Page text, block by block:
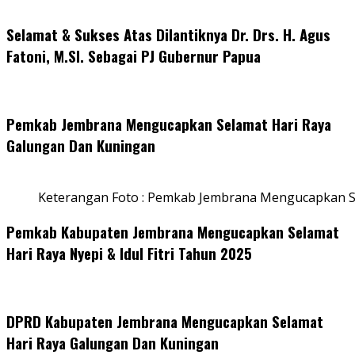
Selamat & Sukses Atas Dilantiknya Dr. Drs. H. Agus
Fatoni, M.SI. Sebagai PJ Gubernur Papua
Pemkab Jembrana Mengucapkan Selamat Hari Raya
Galungan Dan Kuningan
Keterangan Foto : Pemkab Jembrana Mengucapkan
Pemkab Kabupaten Jembrana Mengucapkan Selamat
Hari Raya Nyepi & Idul Fitri Tahun 2025
DPRD Kabupaten Jembrana Mengucapkan Selamat
Hari Raya Galungan Dan Kuningan